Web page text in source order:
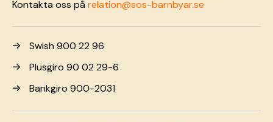
Kontakta oss pårelation@sos-barnbyar.se
Swish 900 22 96
Plusgiro 90 02 29-6
Bankgiro 900-2031